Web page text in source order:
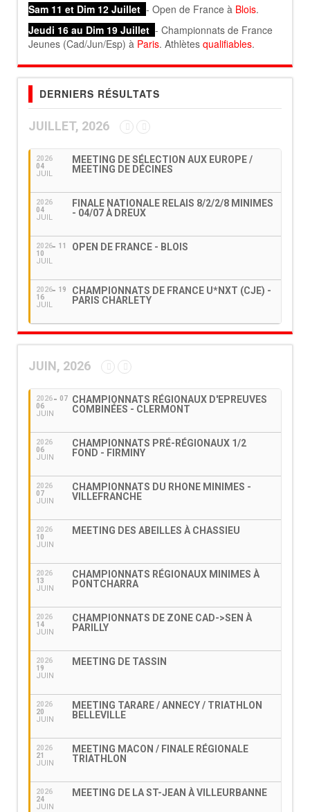
Sam 11 et Dim 12 Juillet - Open de France à Blois.
Jeudi 16 au Dim 19 Juillet - Championnats de France
Jeunes (Cad/Jun/Esp) à Paris. Athlètes qualifiables.
DERNIERS RÉSULTATS
JUILLET, 2026
2026
04
JUIL
MEETING DE SÉLECTION AUX EUROPE /
MEETING DE DÉCINES
2026
04
JUIL
FINALE NATIONALE RELAIS 8/2/2/8 MINIMES
- 04/07 À DREUX
2026
10
JUIL
11 OPEN DE FRANCE - BLOIS
2026
16
JUIL
19
CHAMPIONNATS DE FRANCE U*NXT (CJE) -
PARIS CHARLETY
JUIN, 2026
2026
06
JUIN
07
CHAMPIONNATS RÉGIONAUX D'EPREUVES
COMBINÉES - CLERMONT
2026
06
JUIN
CHAMPIONNATS PRÉ-RÉGIONAUX 1/2
FOND - FIRMINY
2026
07
JUIN
CHAMPIONNATS DU RHONE MINIMES -
VILLEFRANCHE
2026
10
JUIN
MEETING DES ABEILLES À CHASSIEU
2026
13
JUIN
CHAMPIONNATS RÉGIONAUX MINIMES À
PONTCHARRA
2026
14
JUIN
CHAMPIONNATS DE ZONE CAD->SEN À
PARILLY
2026
19
JUIN
MEETING DE TASSIN
2026
20
JUIN
MEETING TARARE / ANNECY / TRIATHLON
BELLEVILLE
2026
21
JUIN
MEETING MACON / FINALE RÉGIONALE
TRIATHLON
2026
24
JUIN
MEETING DE LA ST-JEAN À VILLEURBANNE